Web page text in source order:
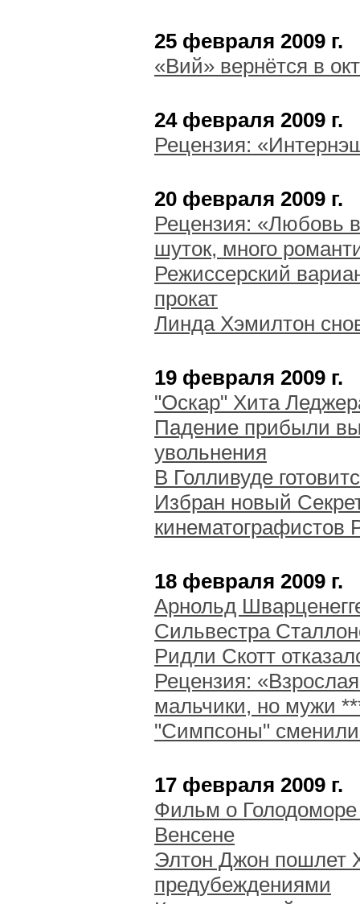
25 февраля 2009 г.
«Вий» вернётся в
24 февраля 2009 г.
Рецензия:
20 февраля 2009 г.
Рецензия: «Любовь
шуток, много
Режиссерский
прокат
Линда Хэмилтон
19 февраля 2009 г.
"Оскар" Хита
Падение прибыли
увольнения
B Голливуде
Избран новый
кинематографистов
18 февраля 2009 г.
Арнольд
Сильвестра
Ридли Скотт
Рецензия:
мальчики, но мужи
"Симпсоны" сменили
17 февраля 2009 г.
Фильм о
Венсене
Элтон Джон пошлет
предубеждениями